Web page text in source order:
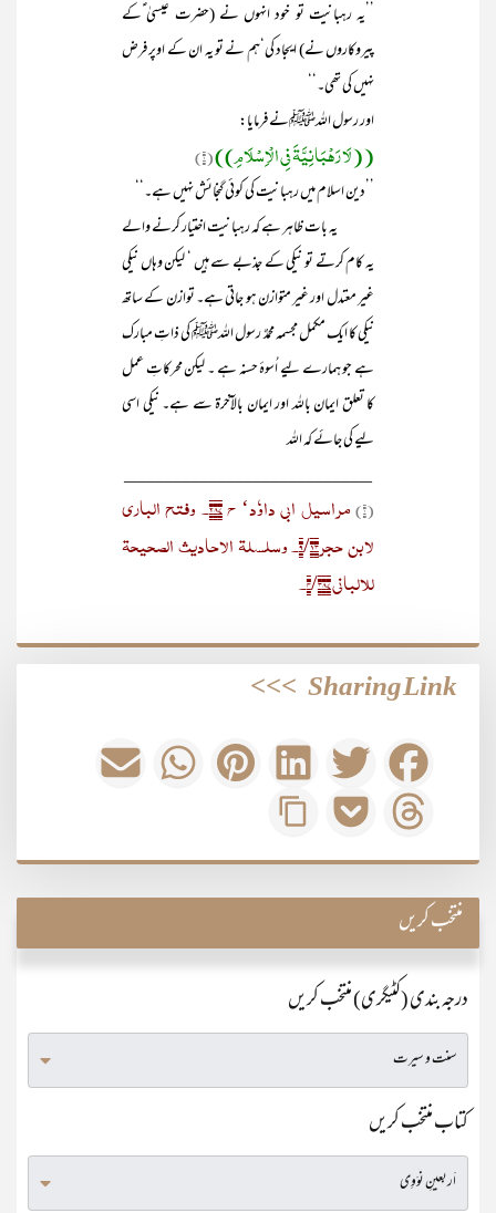
’’یہ رہبانیت تو خود انہوں نے (حضرت عیسیٰ ؑکے
پیروکاروں نے) ایجاد کی‘ہم نے تو یہ ان کے اوپر فرض
نہیں کی تھی۔‘‘
اور رسول اللہﷺنے فرمایا:
((لَا رَھْبَانِیَّۃَ فِی الْاِسْلَامِ))(۱)
’’دین اسلام میں رہبانیت کی کوئی گنجائش نہیں ہے۔‘‘
یہ بات ظاہر ہے کہ رہبانیت اختیار کرنے والے
یہ کام کرتے تو نیکی کے جذبے سے ہیں ‘ لیکن وہاں نیکی
غیر معتدل اور غیر متوازن ہو جاتی ہے۔ توازن کے ساتھ
نیکی کا ایک مکمل مجسمہ محمدٌ رسول اللہﷺ کی ذاتِ مبارک
ہے جو ہمارے لیے اُسوۂ حسنہ ہے ۔ لیکن محرکاتِ عمل
کا تعلق ایمان باللہ اور ایمان بالآخرۃ سے ہے۔ نیکی اسی
لیے کی جائے کہ اللہ
____________________________
(۱)
مراسیل ابی داوٗد‘ ح ۲۸۷۔ وفتح الباری
لابن حجر۹/۱۳۔ وسلسلۃ الاحادیث الصحیحۃ
للالبانی ۴/۳۸۷۔
Sharing Link
>>>
منتخب کریں
درجہ بندی (کٹیگری) منتخب کریں
کتاب منتخب کریں